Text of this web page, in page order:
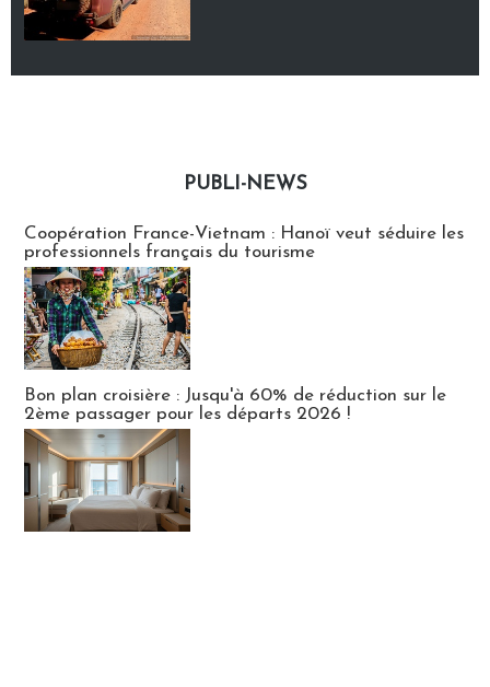
PUBLI-NEWS
Coopération France-Vietnam : Hanoï veut séduire les
professionnels français du tourisme
Bon plan croisière : Jusqu'à 60% de réduction sur le
2ème passager pour les départs 2026 !